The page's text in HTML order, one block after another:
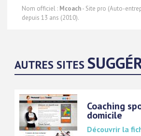
Nom officiel : Mcoach- Site pro (Auto-
depuis 13 ans (2010).
AUTRES SITES
Coaching
domicile
Découvrir la